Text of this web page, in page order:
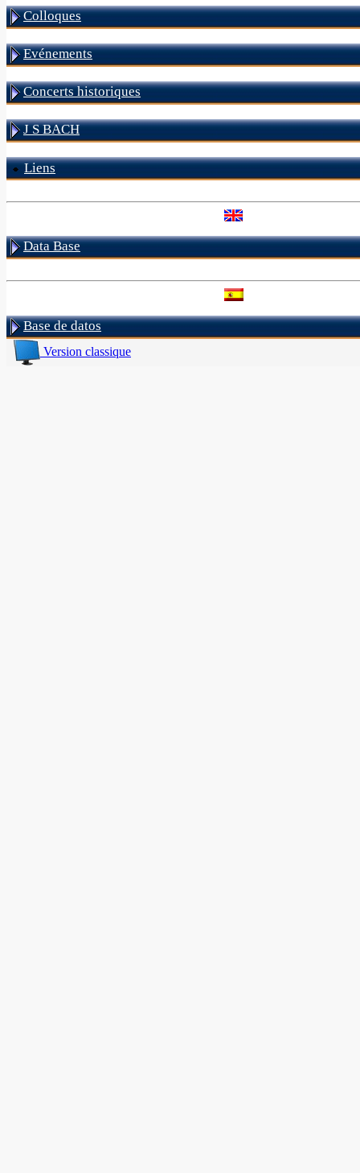
Colloques
Evénements
Concerts historiques
J S BACH
Liens
Data Base
Base de datos
Version classique